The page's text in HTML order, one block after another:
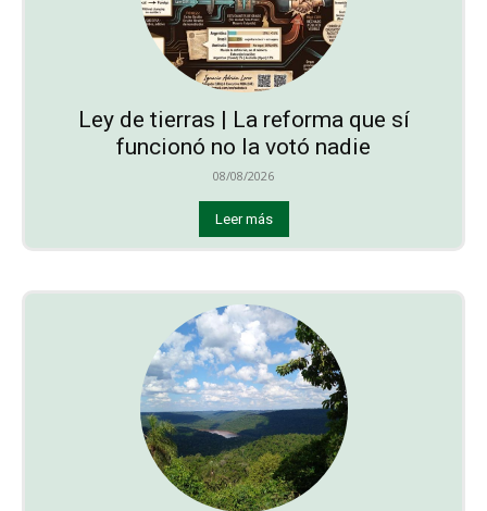
Ley de tierras | La reforma que sí
funcionó no la votó nadie
08/08/2026
Leer más